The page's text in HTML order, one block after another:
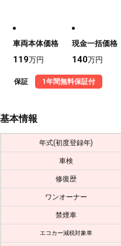
車両本体価格
119万円
現金一括価格
140万円
保証 1年間無料保証付
基本情報
年式(初度登録年)
車検
修復歴
ワンオーナー
禁煙車
エコカー減税対象車